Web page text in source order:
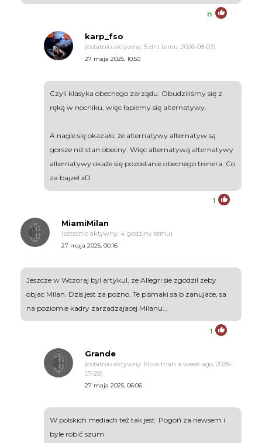
8
karp_fso
(ostatnio aktywny: 5 dni temu, 2026-08-03)
27 maja 2025, 10:50
Czyli klasyka obecnego zarządu. Obudziliśmy się z
ręką w nocniku, więc łapiemy się alternatywy.
A nagle się okazało, że alternatywy alternatyw są
gorsze niż stan obecny. Więc alternatywą alternatywy
alternatywy okaże się pozostanie obecnego trenera. Co
za bajzel xD
1
MiamiMilan
(ostatnio aktywny: 4 godziny temu)
27 maja 2025, 00:16
Jeszcze w Wczoraj byl artykul, ze Allegri sie zgodzil zeby
objac Milan. Dzis jest za pozno. Te pismaki sa b zanujace, sa
na poziomie kadry zarzadzajacej Milanu…
1
Grande
(ostatnio aktywny: More than a week ago, 2026-
07-28)
27 maja 2025, 06:06
W polskich mediach też tak jest. Pogoń za newsem i
byle robić szum.